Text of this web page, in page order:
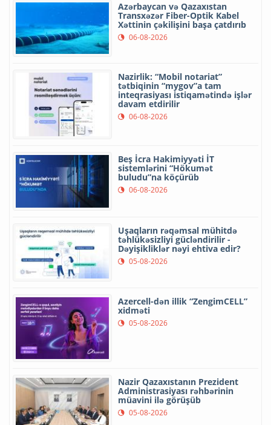
Azərbaycan və Qazaxıstan
Transxəzər Fiber-Optik Kabel
Xəttinin çəkilişini başa çatdırıb
06-08-2026
Nazirlik: “Mobil notariat”
tətbiqinin “mygov”a tam
inteqrasiyası istiqamətində işlər
davam etdirilir
06-08-2026
Beş İcra Hakimiyyəti İT
sistemlərini “Hökumət
buludu”na köçürüb
06-08-2026
Uşaqların rəqəmsal mühitdə
təhlükəsizliyi gücləndirilir -
Dəyişikliklər nəyi ehtiva edir?
05-08-2026
Azercell-dən illik “ZengimCELL”
xidməti
05-08-2026
Nazir Qazaxıstanın Prezident
Administrasiyası rəhbərinin
müavini ilə görüşüb
05-08-2026